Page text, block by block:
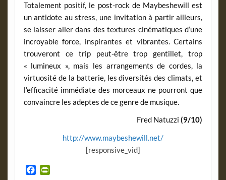
Totalement positif, le post-rock de Maybeshewill est
un antidote au stress, une invitation à partir ailleurs,
se laisser aller dans des textures cinématiques d’une
incroyable force, inspirantes et vibrantes. Certains
trouveront ce trip peut-être trop gentillet, trop
« lumineux », mais les arrangements de cordes, la
virtuosité de la batterie, les diversités des climats, et
l’efficacité immédiate des morceaux ne pourront que
convaincre les adeptes de ce genre de musique.
Fred Natuzzi(9/10)
http://www.maybeshewill.net/
[responsive_vid]